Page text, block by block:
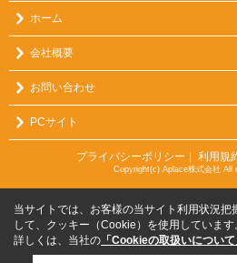
ホーム
会社概要
お問い合わせ
PCサイト
プライバシーポリシー ｜ 利用規
Copyright(c) Aplace株式会社 All
当サイトでは、お客様の当サイト利用状況把
して、クッキー（Cookie）を使用しています
詳しくは、当社の 「Cookieの取扱いについて